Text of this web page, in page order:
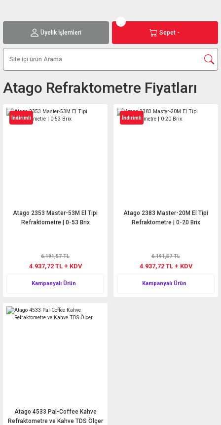
Üyelik İşlemleri Sepet -
Atago Refraktometre Fiyatları
İndirimli
Atago 2353 Master-53M El Tipi
Refraktometre | 0-53 Brix
6.191,57 TL
4.937,72 TL + KDV
Kampanyalı Ürün
İndirimli
Atago 2383 Master-20M El Tipi
Refraktometre | 0-20 Brix
6.191,57 TL
4.937,72 TL + KDV
Kampanyalı Ürün
Atago 4533 Pal-Coffee Kahve
Refraktometre ve Kahve TDS Ölçer